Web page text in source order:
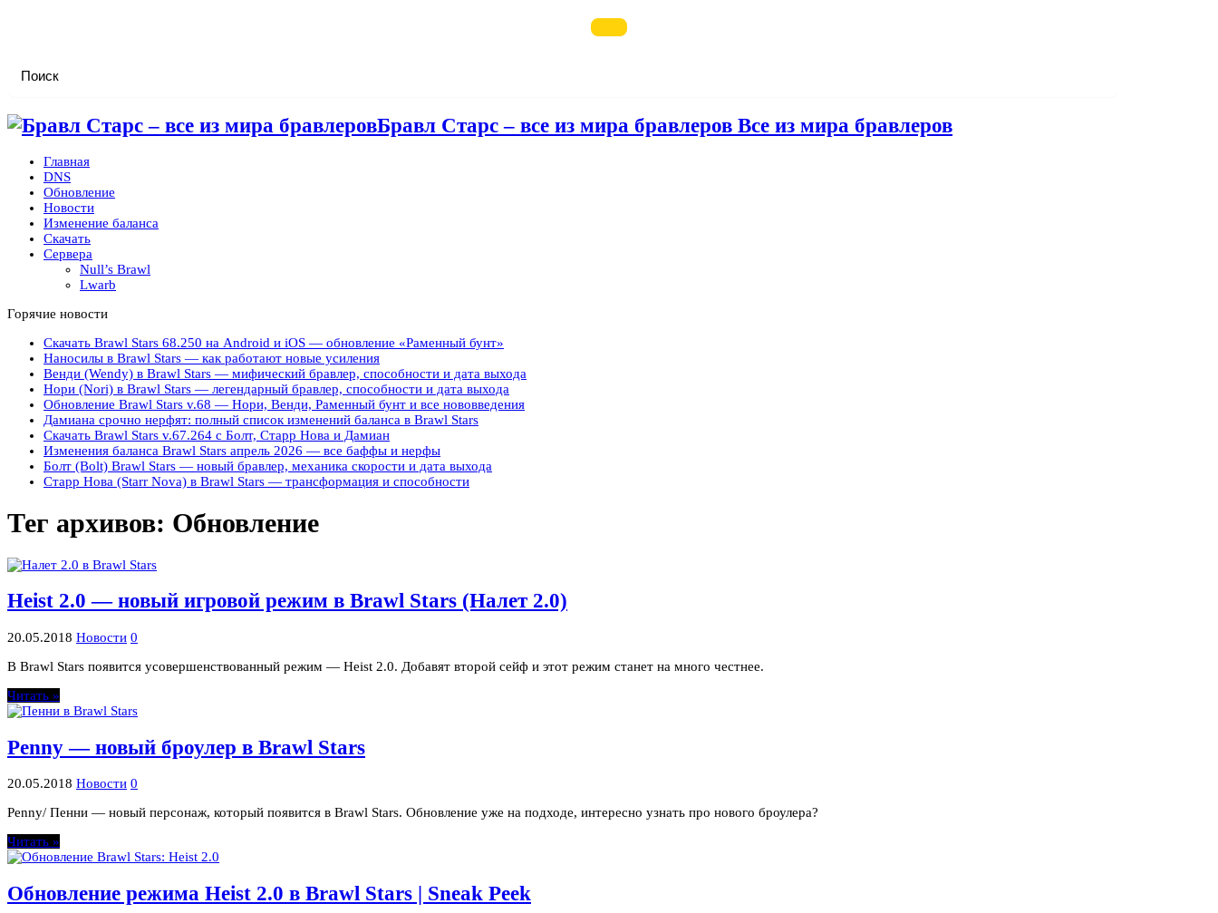
Бравл Старс – все из мира бравлеров Все из мира бравлеров
Главная
DNS
Обновление
Новости
Изменение баланса
Скачать
Сервера
Null’s Brawl
Lwarb
Горячие новости
Скачать Brawl Stars 68.250 на Android и iOS — обновление «Раменный бунт»
Наносилы в Brawl Stars — как работают новые усиления
Венди (Wendy) в Brawl Stars — мифический бравлер, способности и дата выхода
Нори (Nori) в Brawl Stars — легендарный бравлер, способности и дата выхода
Обновление Brawl Stars v.68 — Нори, Венди, Раменный бунт и все нововведения
Дамиана срочно нерфят: полный список изменений баланса в Brawl Stars
Скачать Brawl Stars v.67.264 с Болт, Старр Нова и Дамиан
Изменения баланса Brawl Stars апрель 2026 — все баффы и нерфы
Болт (Bolt) Brawl Stars — новый бравлер, механика скорости и дата выхода
Старр Нова (Starr Nova) в Brawl Stars — трансформация и способности
Тег архивов: Обновление
Heist 2.0 — новый игровой режим в Brawl Stars (Налет 2.0)
20.05.2018 Новости 0
В Brawl Stars появится усовершенствованный режим — Heist 2.0. Добавят второй сейф и этот режим станет на много честнее.
Читать »
Penny — новый броулер в Brawl Stars
20.05.2018 Новости 0
Penny/ Пенни — новый персонаж, который появится в Brawl Stars. Обновление уже на подходе, интересно узнать про нового броулера?
Читать »
Обновление режима Heist 2.0 в Brawl Stars | Sneak Peek